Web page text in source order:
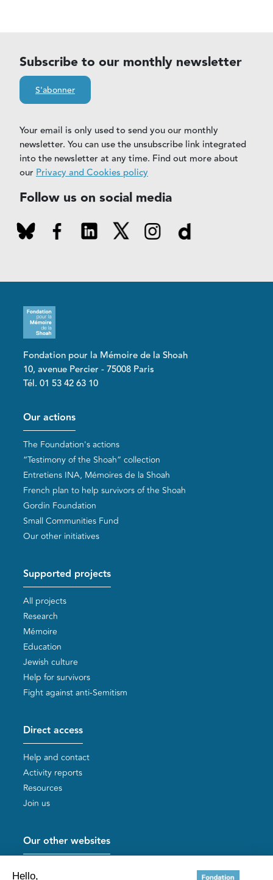
Subscribe to our monthly newsletter
S'abonner
Your email is only used to send you our monthly
newsletter. You can use the unsubscribe link integrated
into the newsletter at any time. Find out more about
our Privacy and Cookies policy
Follow us on social media
Fondation pour la Mémoire de la Shoah
10, avenue Percier - 75008 Paris
Tél. 01 53 42 63 10
Pied de page
Our actions
The Foundation's actions
“Testimony of the Shoah” collection
Entretiens INA, Mémoires de la Shoah
French plan to help survivors of the Shoah
Gordin Foundation
Small Communities Fund
Our other initiatives
Supported projects
All projects
Research
Mémoire
Education
Jewish culture
Help for survivors
Fight against anti-Semitism
Direct access
Help and contact
Activity reports
Resources
Join us
Our other websites